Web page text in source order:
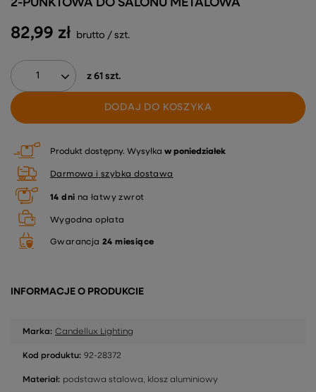
82,99 zł brutto / szt.
z 61 szt.
DODAJ DO KOSZYKA
2-PUNKTOWA DO SALONU METALOWA
Produkt dostępny Wysyłka w poniedziałek
Darmowa i szybka dostawa
14 dni na łatwy zwrot
Wygodna opłata
Gwarancja 24 miesiące
INFORMACJE O PRODUKCIE
Marka: Candellux Lighting
Kod produktu: 92-28372
Materiał: podstawa stalowa, klosz aluminiowy